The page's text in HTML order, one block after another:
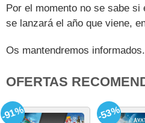
Por el momento no se sabe
se lanzará el año que viene,
Os mantendremos informados.
OFERTAS
-91% -53%